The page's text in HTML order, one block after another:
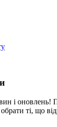
і оновлень!
ті, що